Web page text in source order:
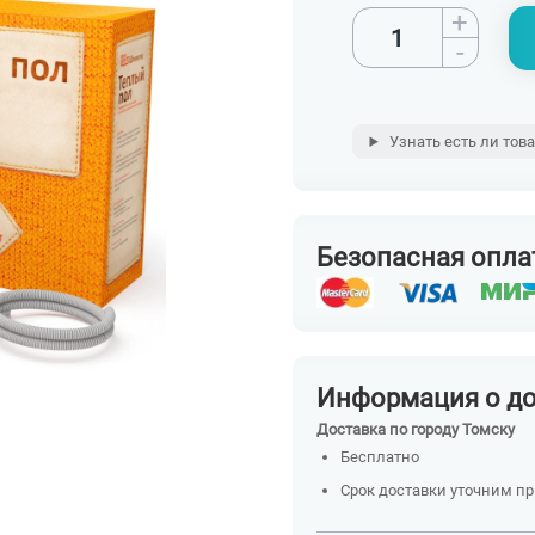
+
-
Узнать есть ли
Безопасная
Информация о
Доставка по городу Томску
Бесплатно
Срок доставки уточним